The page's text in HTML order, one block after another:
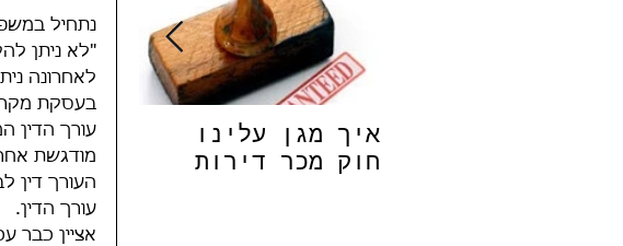
נתחיל
"לא ניתן
לאחרונה
עורך הדין
מודגשת
העורך דין
עורך הדין.
אציין כבר
איך מגן עלינו
חוק מכר דירות
שכונת
כיס הנדל"ן
האחרון
אביב